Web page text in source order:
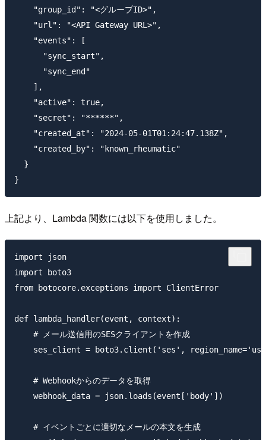
    "group_id": "<グループID>",
    "url": "<API Gateway URL>",
    "events": [
      "sync_start",
      "sync_end"
    ],
    "active": true,
    "secret": "******",
    "created_at": "2024-05-01T01:24:47.138Z",
    "created_by": "known_rheumatic"
  }
上記より、Lambda 関数には以下を使用しました。
import json
import boto3
from botocore.exceptions import ClientError
def lambda_handler(event, context):
    # メール送信用のSESクライアントを作成
ses_client = boto3.client('ses',
    # Webhookからのデータを取得
    webhook_data = json.loads(event['body'])
    # イベントごとに適切なメールの本文を生成